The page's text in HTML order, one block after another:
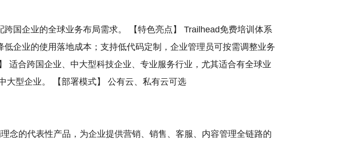
国企业的全球业务布局需求。 【特色亮点】 Trailhead免费培训体系
企业的使用落地成本；支持低代码定制，企业管理员可按需调整业务
适合跨国企业、中大型科技企业、专业服务行业，尤其适合有全球业
大型企业。 【部署模式】 公有云、私有云可选
念的代表性产品，为企业提供营销、销售、客服、内容管理全链路的